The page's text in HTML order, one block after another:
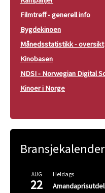
Filmtreff - generell info
Bygdekinoen
Månedsstatistikk - oversikt
Kinobasen
NDSI - Norwegian Digital
Kinoer i Norge
Bransjekalender
AUG
22
Heldags